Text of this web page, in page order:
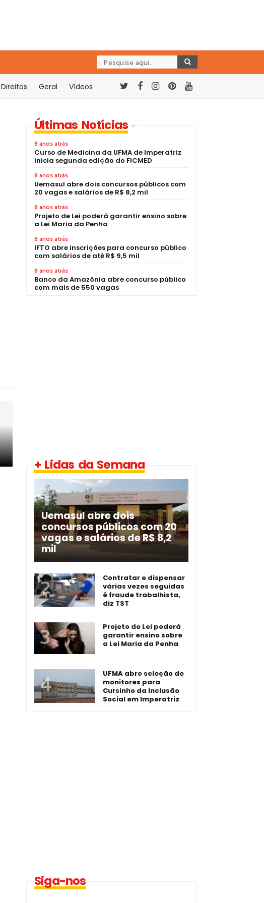
Direitos Geral Vídeos
Últimas Notícias
8 anos atrás
Curso de Medicina da UFMA de Imperatriz
inicia segunda edição do FICMED
8 anos atrás
Uemasul abre dois concursos públicos com
20 vagas e salários de R$ 8,2 mil
8 anos atrás
Projeto de Lei poderá garantir ensino sobre
a Lei Maria da Penha
8 anos atrás
IFTO abre inscrições para concurso público
com salários de até R$ 9,5 mil
8 anos atrás
Banco da Amazônia abre concurso público
com mais de 550 vagas
+ Lidas da Semana
Uemasul abre dois
concursos públicos com 20
vagas e salários de R$ 8,2
mil
Contratar e dispensar
várias vezes seguidas
é fraude trabalhista,
diz TST
Projeto de Lei poderá
garantir ensino sobre
a Lei Maria da Penha
UFMA abre seleção de
monitores para
Cursinho da Inclusão
Social em Imperatriz
Siga-nos